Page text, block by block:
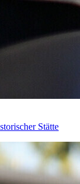
Stätte